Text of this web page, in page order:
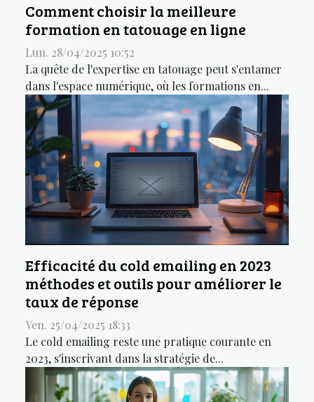
Comment choisir la meilleure
formation en tatouage en ligne
Lun. 28/04/2025 10:52
La quête de l'expertise en tatouage peut s'entamer
dans l'espace numérique, où les formations en...
Efficacité du cold emailing en 2023
méthodes et outils pour améliorer le
taux de réponse
Ven. 25/04/2025 18:33
Le cold emailing reste une pratique courante en
2023, s'inscrivant dans la stratégie de...